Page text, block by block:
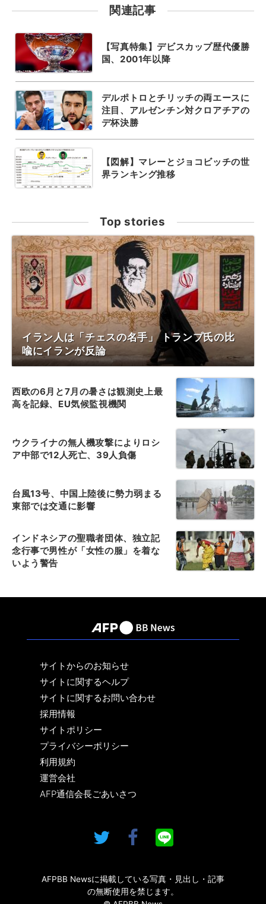
関連記事
【写真特集】デビスカップ歴代優勝
国、2001年以降
デルポトロとチリッチの両エースに
注目、アルゼンチン対クロアチアの
デ杯決勝
【図解】マレーとジョコビッチの世
界ランキング推移
Top stories
イラン人は「チェスの名手」 トランプ氏の比
喩にイランが反論
西欧の6月と7月の暑さは観測史上最
高を記録、EU気候監視機関
ウクライナの無人機攻撃によりロシ
ア中部で12人死亡、39人負傷
台風13号、中国上陸後に勢力弱まる
東部では交通に影響
インドネシアの聖職者団体、独立記
念行事で男性が「女性の服」を着な
いよう警告
サイトからのお知らせ
サイトに関するヘルプ
サイトに関するお問い合わせ
採用情報
サイトポリシー
プライバシーポリシー
利用規約
運営会社
AFP通信会長ごあいさつ
AFPBB Newsに掲載している写真・見出し・記事
の無断使用を禁じます。